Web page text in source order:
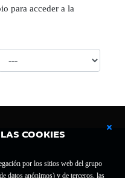
COOKIES
por los sitios web del grupo
datos anónimos) y de terceros, las
para acceder a la